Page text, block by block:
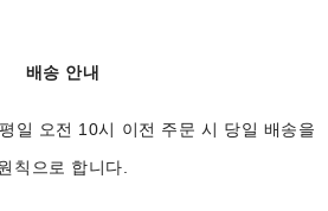
배송 안내
일 오전 10시 이전 주문 시 당일 배송을
칙으로 합니다.